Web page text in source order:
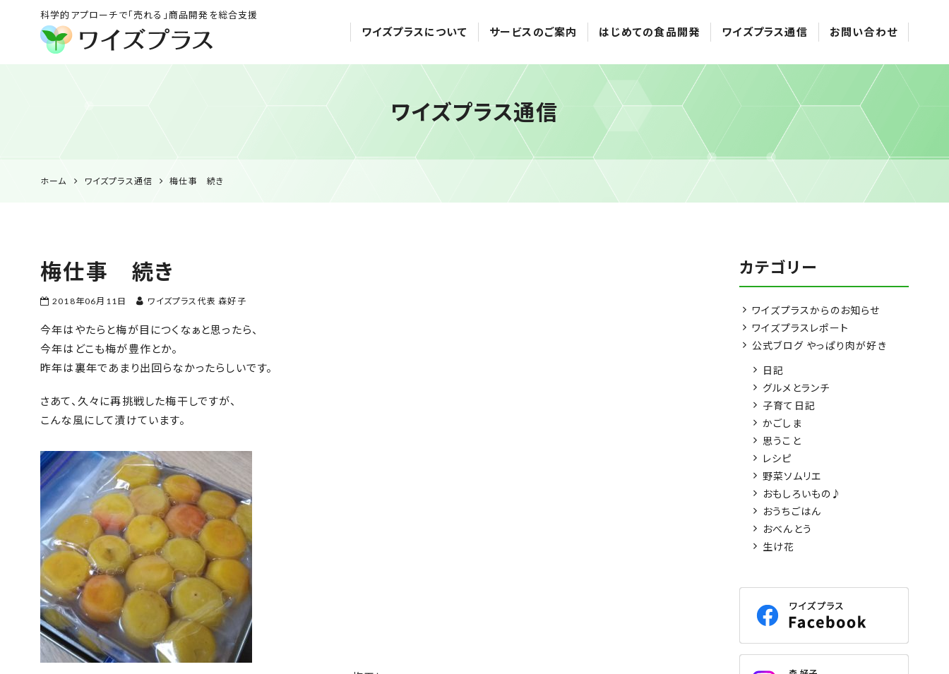
科学的アプローチで「売れる」商品開発を総合支援
HACCP衛生管理・食
品表示の専門コンサル
ワイズプラスについて サービスのご案内 はじめての食品開発 ワイズプラス通信 お問い合わせ
ワイズプラス通信
ホーム ワイズプラス通信 梅仕事 続き
梅仕事 続き
2018年06月11日 ワイズプラス代表 森好子
今年はやたらと梅が目につくなぁと思ったら、
今年はどこも梅が豊作とか。
昨年は裏年であまり出回らなかったらしいです。
さあて、久々に再挑戦した梅干しですが、
こんな風にして漬けています。
カテゴリー
ワイズプラスからのお知らせ
ワイズプラスレポート
公式ブログ やっぱり肉が好き
日記
グルメとランチ
子育て日記
かごしま
思うこと
レシピ
野菜ソムリエ
おもしろいもの♪
おうちごはん
おべんとう
生け花